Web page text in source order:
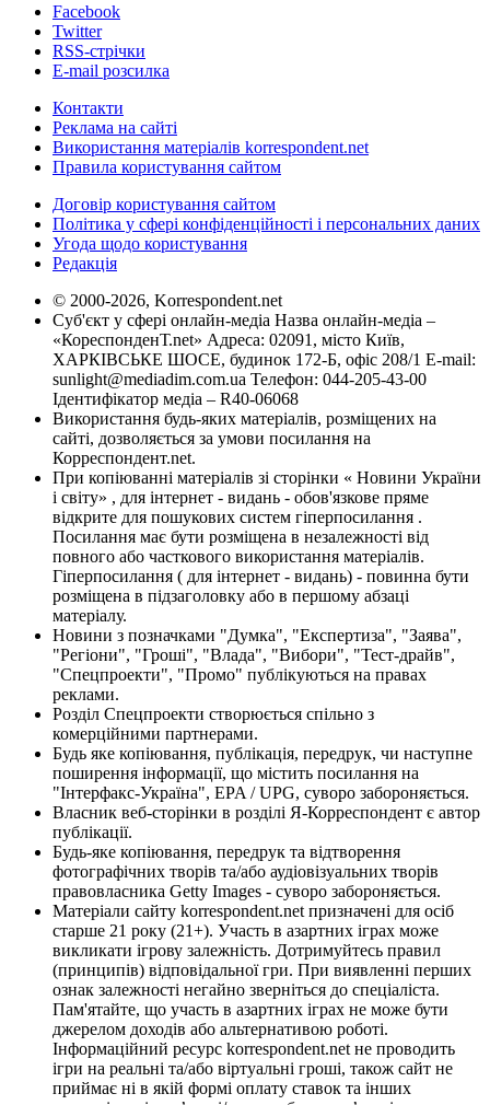
Facebook
Twitter
RSS-стрічки
E-mail розсилка
Контакти
Реклама на сайті
Використання матеріалів korrespondent.net
Правила користування сайтом
Договір користування сайтом
Політика у сфері конфіденційності і персональних даних
Угода щодо користування
Редакція
© 2000-2026, Korrespondent.net
Суб'єкт у сфері онлайн-медіа Назва онлайн-медіа –
«КореспонденТ.net» Адреса: 02091, місто Київ,
ХАРКІВСЬКЕ ШОСЕ, будинок 172-Б, офіс 208/1 E-mail:
sunlight@mediadim.com.ua Телефон: 044-205-43-00
Ідентифікатор медіа – R40-06068
Використання будь-яких матеріалів, розміщених на
сайті, дозволяється за умови посилання на
Корреспондент.net.
При копіюванні матеріалів зі сторінки « Новини України
і світу» , для інтернет - видань - обов'язкове пряме
відкрите для пошукових систем гіперпосилання .
Посилання має бути розміщена в незалежності від
повного або часткового використання матеріалів.
Гіперпосилання ( для інтернет - видань) - повинна бути
розміщена в підзаголовку або в першому абзаці
матеріалу.
Новини з позначками "Думка", "Експертиза", "Заява",
"Регіони", "Гроші", "Влада", "Вибори", "Тест-драйв",
"Спецпроекти", "Промо" публікуються на правах
реклами.
Розділ Спецпроекти створюється спільно з
комерційними партнерами.
Будь яке копіювання, публікація, передрук, чи наступне
поширення інформації, що містить посилання на
"Інтерфакс-Україна", EPA / UPG, суворо забороняється.
Власник веб-сторінки в розділі Я-Корреспондент є автор
публікації.
Будь-яке копіювання, передрук та відтворення
фотографічних творів та/або аудіовізуальних творів
правовласника Getty Images - суворо забороняється.
Матеріали сайту korrespondent.net призначені для осіб
старше 21 року (21+). Участь в азартних іграх може
викликати ігрову залежність. Дотримуйтесь правил
(принципів) відповідальної гри. При виявленні перших
ознак залежності негайно зверніться до спеціаліста.
Пам'ятайте, що участь в азартних іграх не може бути
джерелом доходів або альтернативою роботі.
Інформаційний ресурс korrespondent.net не проводить
ігри на реальні та/або віртуальні гроші, також сайт не
приймає ні в якій формі оплату ставок та інших